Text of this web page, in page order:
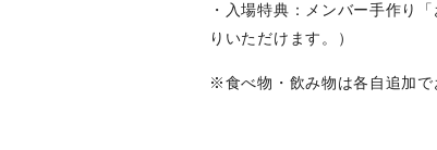
・入場特典：メンバー手作り
りいただけます。）
※食べ物・飲み物は各自追加で